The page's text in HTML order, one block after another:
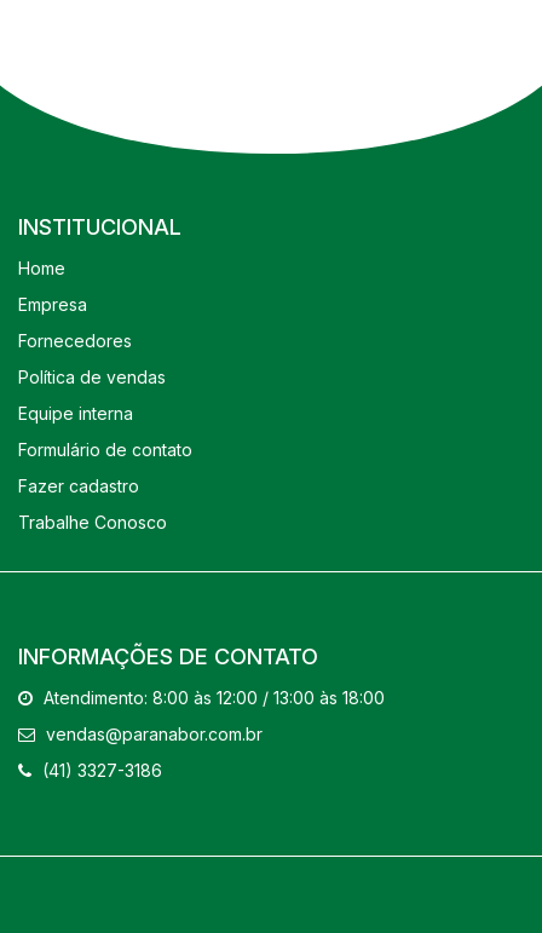
INSTITUCIONAL
Home
Empresa
Fornecedores
Política de vendas
Equipe interna
Formulário de contato
Fazer cadastro
Trabalhe Conosco
INFORMAÇÕES DE CONTATO
Atendimento: 8:00 às 12:00 / 13:00 às 18:00
vendas@paranabor.com.br
(41) 3327-3186